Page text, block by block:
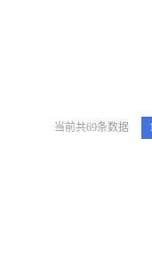
当前共69条数据